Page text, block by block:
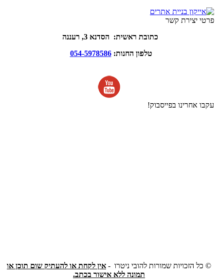
פרטי יצירת קשר
כתובת ראשית: הסדנא 3, רעננה
טלפון החנות:054-5978586
עקבו אחרינו בפייסבוק!
© כל הזכויות שמורות להובי ניטרו - אין לקחת או להעתיק שום תוכן או
תמונה ללא אישור בכתב.